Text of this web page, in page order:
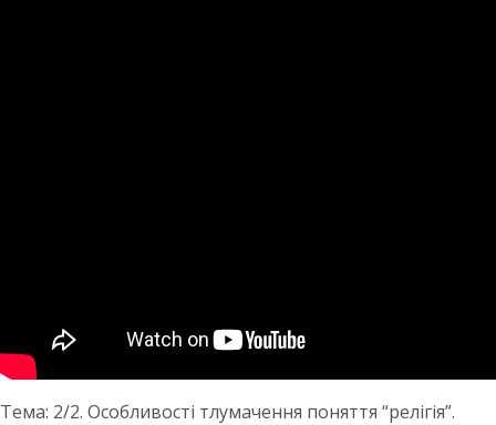
Тема: 2/2. Особливості тлумачення поняття “релігія”.